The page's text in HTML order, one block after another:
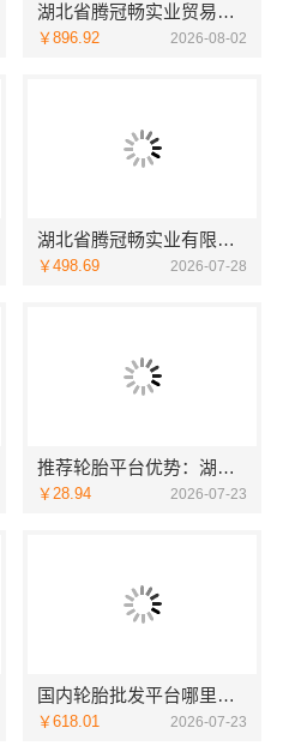
湖北省腾冠畅实业贸易有限公司线上轮胎批发品牌哪里买
￥896.92 2026-08-02
湖北省腾冠畅实业有限公司：国内轮胎批发公司流程全解析
￥498.69 2026-07-28
推荐轮胎平台优势：湖北省腾冠畅实业贸易有限公司一手低价
￥28.94 2026-07-23
国内轮胎批发平台哪里买？找湖北省腾冠畅实业贸易有限公司
￥618.01 2026-07-23